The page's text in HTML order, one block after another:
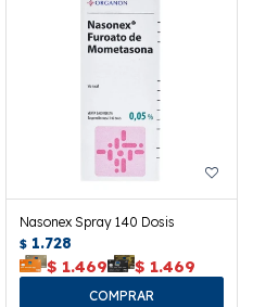
Nasonex Spray 140 Dosis
$ 1.728
$ 1.469 $ 1.469